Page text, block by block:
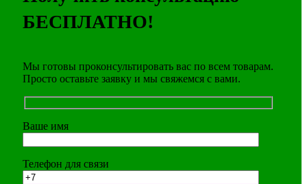
БЕСПЛАТНО!
Мы готовы проконсультировать вас по всем товарам.
Просто оставьте заявку и мы свяжемся с вами.
Ваше имя
Телефон для связи